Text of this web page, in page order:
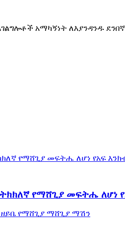
አማካኝነት ለእያንዳንዱ
የማሸጊያ መፍትሔ ለሆነ